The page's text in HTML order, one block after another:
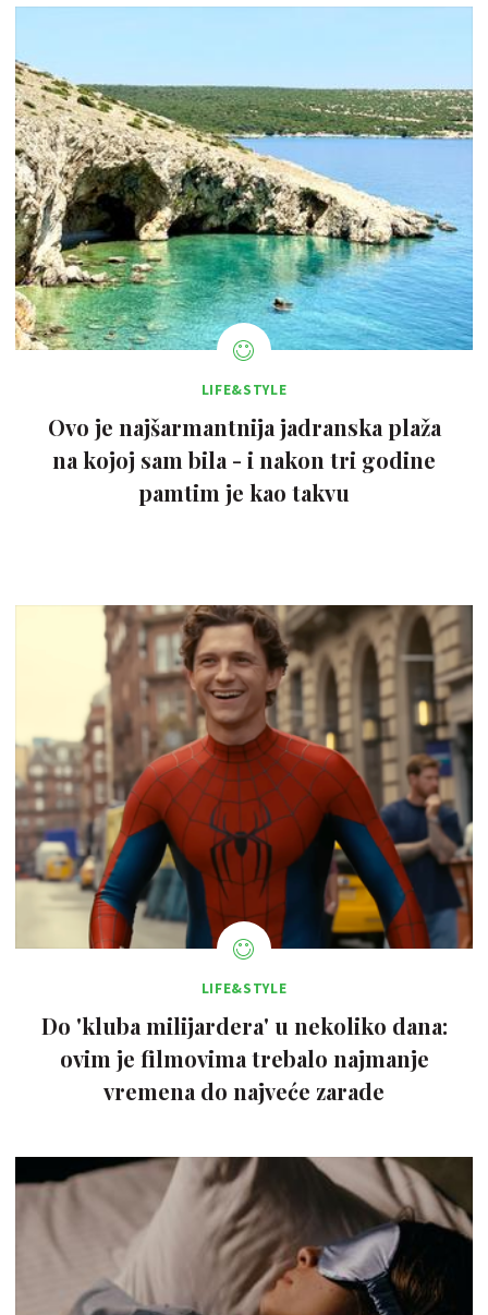
LIFE&STYLE
Ovo je najšarmantnija jadranska plaža
na kojoj sam bila - i nakon tri godine
pamtim je kao takvu
LIFE&STYLE
Do 'kluba milijardera' u nekoliko dana:
ovim je filmovima trebalo najmanje
vremena do najveće zarade